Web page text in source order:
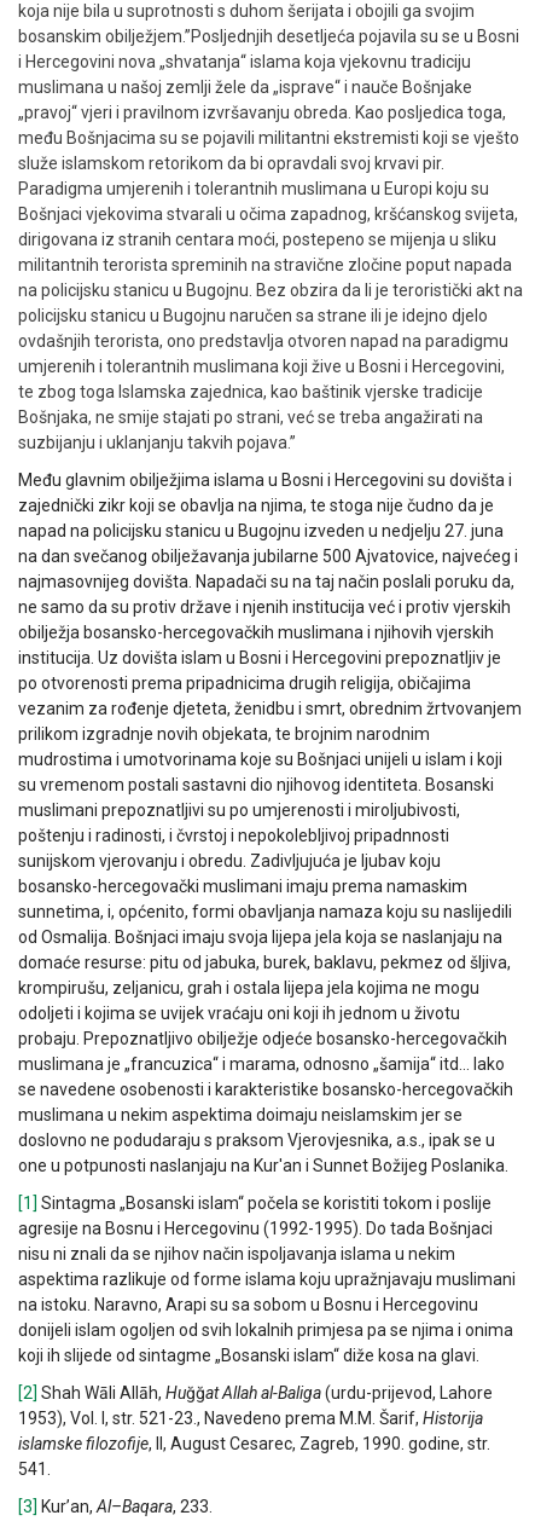
koja nije bila u suprotnosti s duhom šerijata i obojili ga svojim
bosanskim obilježjem.”Posljednjih desetljeća pojavila su se u Bosni
i Hercegovini nova „shvatanja“ islama koja vjekovnu tradiciju
muslimana u našoj zemlji žele da „isprave“ i nauče Bošnjake
„pravoj“ vjeri i pravilnom izvršavanju obreda. Kao posljedica toga,
među Bošnjacima su se pojavili militantni ekstremisti koji se vješto
služe islamskom retorikom da bi opravdali svoj krvavi pir.
Paradigma umjerenih i tolerantnih muslimana u Europi koju su
Bošnjaci vjekovima stvarali u očima zapadnog, kršćanskog svijeta,
dirigovana iz stranih centara moći, postepeno se mijenja u sliku
militantnih terorista spreminih na stravične zločine poput napada
na policijsku stanicu u Bugojnu. Bez obzira da li je teroristički akt na
policijsku stanicu u Bugojnu naručen sa strane ili je idejno djelo
ovdašnjih terorista, ono predstavlja otvoren napad na paradigmu
umjerenih i tolerantnih muslimana koji žive u Bosni i Hercegovini,
te zbog toga Islamska zajednica, kao baštinik vjerske tradicije
Bošnjaka, ne smije stajati po strani, već se treba angažirati na
suzbijanju i uklanjanju takvih pojava.”
Među glavnim obilježjima islama u Bosni i Hercegovini su dovišta i
zajednički zikr koji se obavlja na njima, te stoga nije čudno da je
napad na policijsku stanicu u Bugojnu izveden u nedjelju 27. juna
na dan svečanog obilježavanja jubilarne 500 Ajvatovice, najvećeg i
najmasovnijeg dovišta. Napadači su na taj način poslali poruku da,
ne samo da su protiv države i njenih institucija već i protiv vjerskih
obilježja bosansko-hercegovačkih muslimana i njihovih vjerskih
institucija. Uz dovišta islam u Bosni i Hercegovini prepoznatljiv je
po otvorenosti prema pripadnicima drugih religija, običajima
vezanim za rođenje djeteta, ženidbu i smrt, obrednim žrtvovanjem
prilikom izgradnje novih objekata, te brojnim narodnim
mudrostima i umotvorinama koje su Bošnjaci unijeli u islam i koji
su vremenom postali sastavni dio njihovog identiteta. Bosanski
muslimani prepoznatljivi su po umjerenosti i miroljubivosti,
poštenju i radinosti, i čvrstoj i nepokolebljivoj pripadnnosti
sunijskom vjerovanju i obredu. Zadivljujuća je ljubav koju
bosansko-hercegovački muslimani imaju prema namaskim
sunnetima, i, općenito, formi obavljanja namaza koju su naslijedili
od Osmalija. Bošnjaci imaju svoja lijepa jela koja se naslanjaju na
domaće resurse: pitu od jabuka, burek, baklavu, pekmez od šljiva,
krompirušu, zeljanicu, grah i ostala lijepa jela kojima ne mogu
odoljeti i kojima se uvijek vraćaju oni koji ih jednom u životu
probaju. Prepoznatljivo obilježje odjeće bosansko-hercegovačkih
muslimana je „francuzica“ i marama, odnosno „šamija“ itd… Iako
se navedene osobenosti i karakteristike bosansko-hercegovačkih
muslimana u nekim aspektima doimaju neislamskim jer se
doslovno ne podudaraju s praksom Vjerovjesnika, a.s., ipak se u
one u potpunosti naslanjaju na Kur'an i Sunnet Božijeg Poslanika.
[1] Sintagma „Bosanski islam“ počela se koristiti tokom i poslije
agresije na Bosnu i Hercegovinu (1992-1995). Do tada Bošnjaci
nisu ni znali da se njihov način ispoljavanja islama u nekim
aspektima razlikuje od forme islama koju upražnjavaju muslimani
na istoku. Naravno, Arapi su sa sobom u Bosnu i Hercegovinu
donijeli islam ogoljen od svih lokalnih primjesa pa se njima i onima
koji ih slijede od sintagme „Bosanski islam“ diže kosa na glavi.
[2] Shah Wāli Allāh, Huğğat Allah al-Baliga(urdu-prijevod, Lahore
1953), Vol. I, str. 521-23., Navedeno prema M.M. Šarif, Historija
islamskefilozofije, II, August Cesarec, Zagreb, 1990. godine, str.
541.
[3] Kur’an,Al–Baqara, 233.